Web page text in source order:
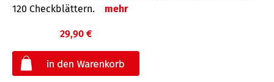
120 Check­blättern.
mehr
29,90 €